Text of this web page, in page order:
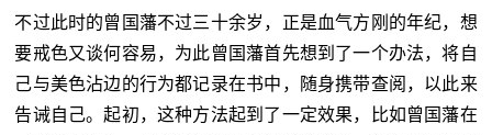
不过此时的曾国藩不过三十余岁，正是血气方刚的年纪，想
要戒色又谈何容易，为此曾国藩首先想到了一个办法，将自
己与美色沾边的行为都记录在书中，随身携带查阅，以此来
告诫自己。起初，这种方法起到了一定效果，比如曾国藩在